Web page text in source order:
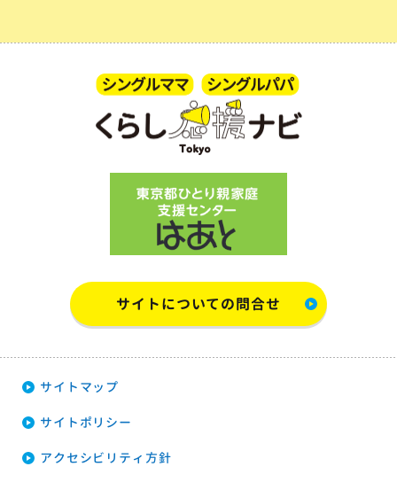
サイトについての問合せ
サイトマップ
サイトポリシー
アクセシビリティ方針